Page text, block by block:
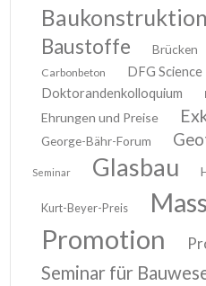
Baukonstruktion
Baustoffe Brücken
Carbonbeton
DFG Science
Doktorandenkolloquium
Ehrungen und Preise
George-Bähr-Forum
Seminar Glasbau
Kurt-Beyer-Preis
Promotion
Seminar für